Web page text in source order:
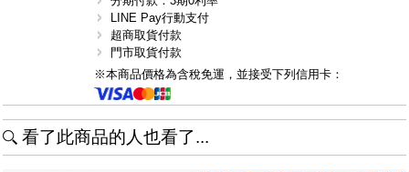
LINE Pay行動支付
超商取貨付款
門市取貨付款
※本商品價格為含稅免運，並接受下列信用卡：
看了此商品的人也看了...